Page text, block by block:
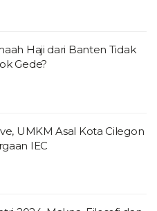
Haji dari Banten Tidak
Gede?
UMKM Asal Kota Cilegon
IEC